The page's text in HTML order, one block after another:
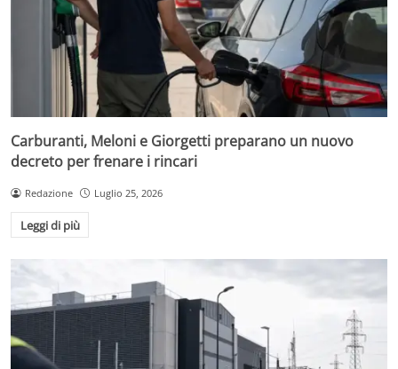
Carburanti, Meloni e Giorgetti preparano un nuovo
decreto per frenare i rincari
Redazione Luglio 25, 2026
Leggi di più